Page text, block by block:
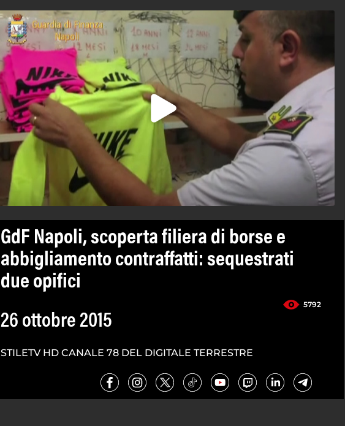
GdF Napoli, scoperta filiera di borse e
abbigliamento contraffatti: sequestrati
due opifici
5792
26 ottobre 2015
STILETV HD CANALE 78 DEL DIGITALE TERRESTRE